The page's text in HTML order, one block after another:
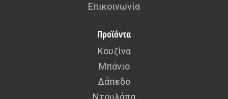
Επικοινωνία
Προϊόντα
Κουζίνα
Μπάνιο
Δάπεδο
Ντουλάπα